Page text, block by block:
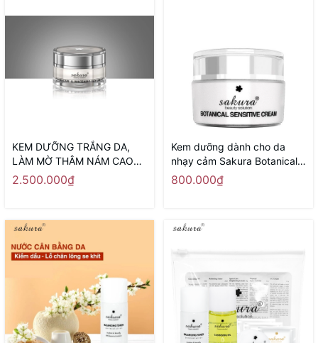
KEM DƯỠNG TRẮNG DA,
LÀM MỜ THÂM NÁM CAO
CẤP BAN NGÀY SAKURA
SPOT CARE & WHITENING
xuất tại Nhật Bản
2.500.000₫
Kem dưỡng dành cho da
nhạy cảm Sakura Botanical
Sensitive Cream 30g
800.000₫